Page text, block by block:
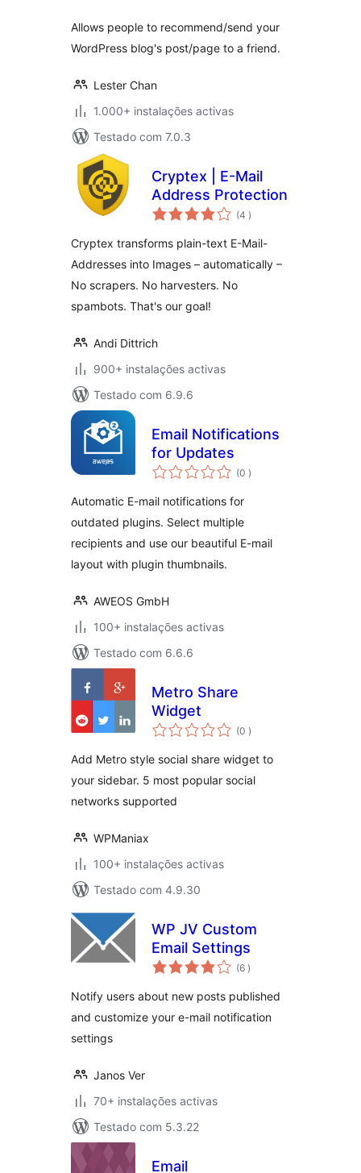
Allows people to recommend/send your
WordPress blog's post/page to a friend.
Lester Chan
1.000+ instalações activas
Testado com 7.0.3
Cryptex | E-Mail
Address Protection
(4 classificações
)
Cryptex transforms plain-text E-Mail-
Addresses into Images – automatically –
No scrapers. No harvesters. No
spambots. That's our goal!
Andi Dittrich
900+ instalações activas
Testado com 6.9.6
Email Notifications
for Updates
(0 classificações
)
Automatic E-mail notifications for
outdated plugins. Select multiple
recipients and use our beautiful E-mail
layout with plugin thumbnails.
AWEOS GmbH
100+ instalações activas
Testado com 6.6.6
Metro Share
Widget
(0 classificações
)
Add Metro style social share widget to
your sidebar. 5 most popular social
networks supported
WPManiax
100+ instalações activas
Testado com 4.9.30
WP JV Custom
Email Settings
(6 classificações
)
Notify users about new posts published
and customize your e-mail notification
settings
Janos Ver
70+ instalações activas
Testado com 5.3.22
Email